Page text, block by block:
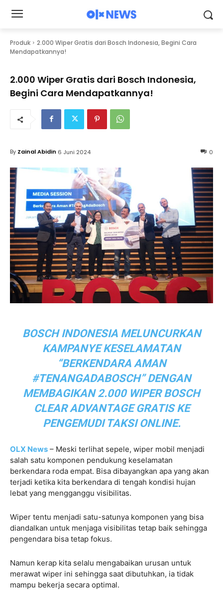
Produk
2.000 Wiper Gratis dari Bosch Indonesia, Begini Cara
Mendapatkannya!
2.000 Wiper Gratis dari Bosch Indonesia,
Begini Cara Mendapatkannya!
0
By Zainal Abidin 6 Juni 2024
BOSCH INDONESIA MELUNCURKAN
KAMPANYE KESELAMATAN
“BERKENDARA AMAN
#TENANGADABOSCH” DENGAN
MEMBAGIKAN 2.000 WIPER BOSCH
CLEAR ADVANTAGE GRATIS KE
PENGEMUDI TAKSI ONLINE.
OLX News – Meski terlihat sepele, wiper mobil menjadi
salah satu komponen pendukung keselamatan
berkendara roda empat. Bisa dibayangkan apa yang akan
terjadi ketika kita berkendara di tengah kondisi hujan
lebat yang mengganggu visibilitas.
Wiper tentu menjadi satu-satunya komponen yang bisa
diandalkan untuk menjaga visibilitas tetap baik sehingga
pengendara bisa tetap fokus.
Namun kerap kita selalu mengabaikan urusan untuk
merawat wiper ini sehingga saat dibutuhkan, ia tidak
mampu bekerja secara optimal.